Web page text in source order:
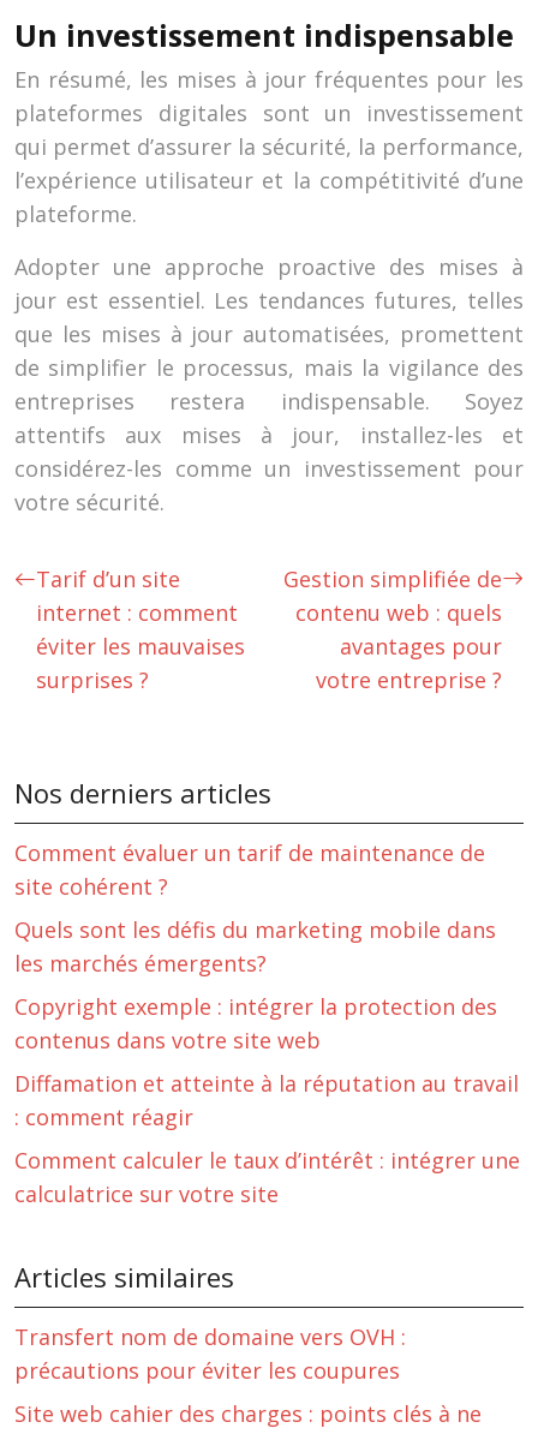
Un investissement indispensable
En résumé, les mises à jour fréquentes pour les
plateformes digitales sont un investissement
qui permet d’assurer la sécurité, la performance,
l’expérience utilisateur et la compétitivité d’une
plateforme.
Adopter une approche proactive des mises à
jour est essentiel. Les tendances futures, telles
que les mises à jour automatisées, promettent
de simplifier le processus, mais la vigilance des
entreprises restera indispensable. Soyez
attentifs aux mises à jour, installez-les et
considérez-les comme un investissement pour
votre sécurité.
Tarif d’un site
internet : comment
éviter les mauvaises
surprises ?
Gestion simplifiée de
contenu web : quels
avantages pour
votre entreprise ?
Nos derniers articles
Comment évaluer un tarif de maintenance de
site cohérent ?
Quels sont les défis du marketing mobile dans
les marchés émergents?
Copyright exemple : intégrer la protection des
contenus dans votre site web
Diffamation et atteinte à la réputation au travail
: comment réagir
Comment calculer le taux d’intérêt : intégrer une
calculatrice sur votre site
Articles similaires
Transfert nom de domaine vers OVH :
précautions pour éviter les coupures
Site web cahier des charges : points clés à ne